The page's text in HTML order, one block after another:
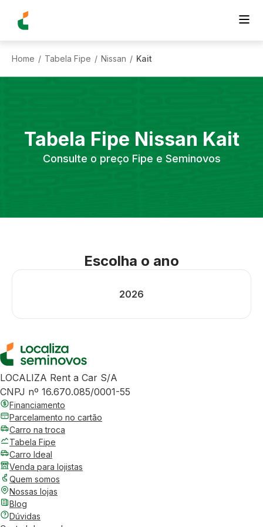
Home / Tabela Fipe / Nissan / Kait
Tabela Fipe Nissan Kait
Consulte o preço Fipe e Seminovos
Escolha o ano
2026
LOCALIZA Rent a Car S/A
CNPJ nº 16.670.085/0001-55
Financiamento
Parcelamento no cartão
Carro na troca
Tabela Fipe
Carro Ideal
Venda para lojistas
Quem somos
Nossas lojas
Blog
Dúvidas